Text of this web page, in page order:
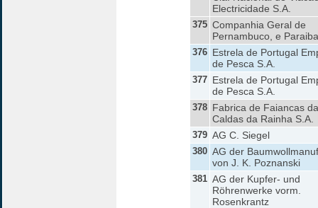
Electricidade S.A.
375 Companhia Geral de
Pernambuco, e Paraiba
376 Estrela de Portugal
de Pesca S.A.
377 Estrela de Portugal
de Pesca S.A.
378 Fabrica de Faiancas
Caldas da Rainha S.A.
379 AG C. Siegel
380 AG der
von J. K. Poznanski
381 AG der Kupfer- und
Röhrenwerke vorm.
Rosenkrantz